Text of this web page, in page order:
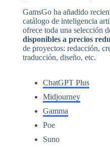
GamsGo ha añadido
catálogo de inteligencia
ofrece toda una selección
disponibles a precios
de proyectos: redacción,
traducción, diseño, etc.
ChatGPT Plus
Midjourney
Gamma
Poe
Suno